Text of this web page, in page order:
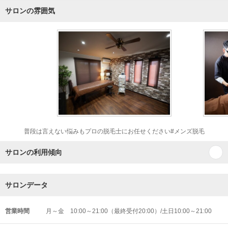
サロンの雰囲気
普段は言えない悩みもプロの脱毛士にお任せください#メンズ脱毛
サロンの利用傾向
サロンデータ
営業時間 月～金 10:00～21:00（最終受付20:00）/土日10:00～21:00